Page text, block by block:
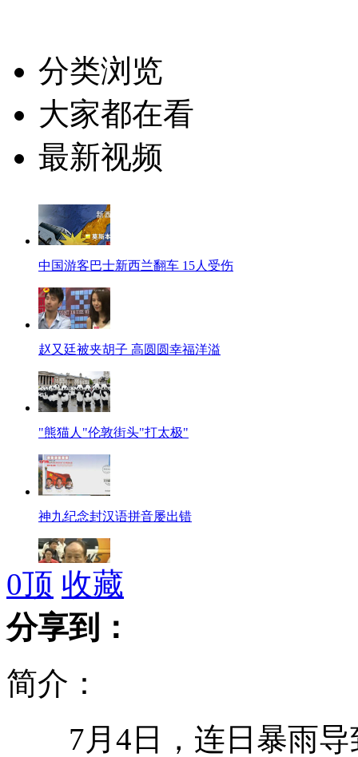
分类浏览
大家都在看
最新视频
中国游客巴士新西兰翻车 15人受伤
赵又廷被夹胡子 高圆圆幸福洋溢
"熊猫人"伦敦街头"打太极"
神九纪念封汉语拼音屡出错
韩国总统胞兄承认受贿接受检方传唤
方丈被杀名下存470万引发遗产风波
0顶 收藏
分享到：
简介：
7月4日，连日暴雨导